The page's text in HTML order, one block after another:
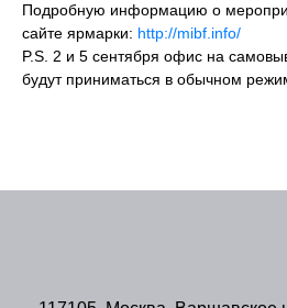
Подробную информацию о
сайте ярмарки: http://mibf.info/
P.S. 2 и 5 сентября офис на
будут приниматься в обычном